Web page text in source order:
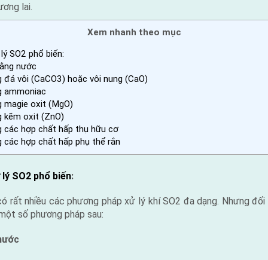
lai.
Xem nhanh theo mục
SO2 phổ biến:
nước
vôi (CaCO3) hoặc vôi nung (CaO)
ammoniac
magie oxit (MgO)
kẽm oxit (ZnO)
các hợp chất hấp thụ hữu cơ
các hợp chất hấp phụ thể rắn
SO2 phổ biến:
rất nhiều các phương pháp xử lý khí SO2 đa dạng. Nhưng
số phương pháp sau: